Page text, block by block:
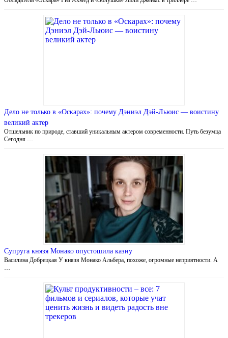
Дело не только в «Оскарах»: почему Дэниэл Дэй-Льюис — воистину
великий актер
Отшельник по природе, ставший уникальным актером современности. Путь безумца
Сегодня …
Супруга князя Монако опустошила казну
Василина Добрецкая У князя Монако Альбера, похоже, огромные неприятности. А